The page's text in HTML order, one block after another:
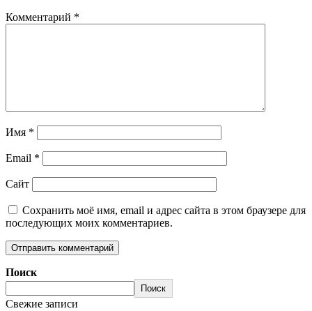
Комментарий *
Имя *
Email *
Сайт
Сохранить моё имя, email и адрес сайта в этом браузере для
последующих моих комментариев.
Поиск
Поиск
Свежие записи